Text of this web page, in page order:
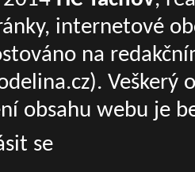
internetové
na
. Veškerý
obsahu webu je
se